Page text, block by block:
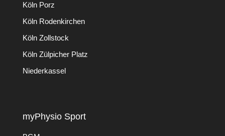
Köln Porz
Köln Rodenkirchen
Köln Zollstock
Köln Zülpicher Platz
Niederkassel
myPhysio Sport